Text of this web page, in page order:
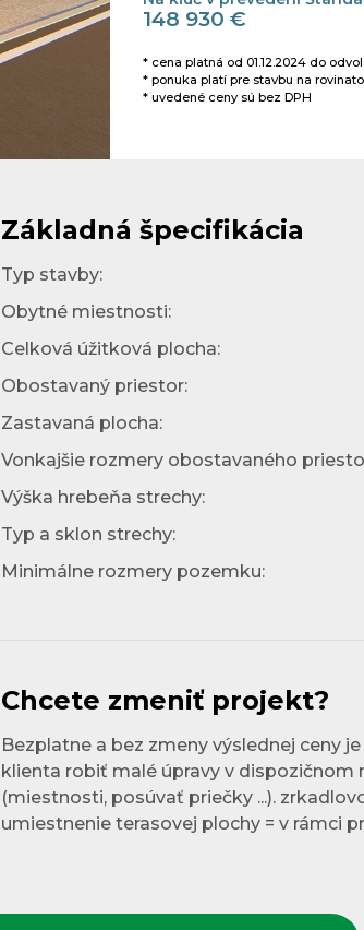
148 930 €
* cena platná od 01.12.2024 do
* ponuka platí pre stavbu na
* uvedené ceny sú bez DPH
Základná špecifikácia
Typ stavby:
Obytné miestnosti:
Celková úžitková plocha:
Obostavaný priestor:
Zastavaná plocha:
Vonkajšie rozmery obostavaného
Výška hrebeňa strechy:
Typ a sklon strechy:
Minimálne rozmery pozemku:
Chcete zmeniť projekt?
Bezplatne a bez zmeny výslednej ceny
klienta robiť malé úpravy v dispozičnom
(miestnosti, posúvať priečky ...).
umiestnenie terasovej plochy = v rámci